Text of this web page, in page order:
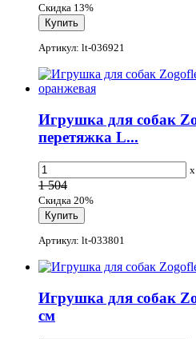
Скидка 13%
Артикул: lt-036921
Игрушка для собак
перетяжка L...
x
1 504
Скидка 20%
Артикул: lt-033801
Игрушка для собак
см